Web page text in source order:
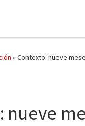
»Contexto: nueve
nueve